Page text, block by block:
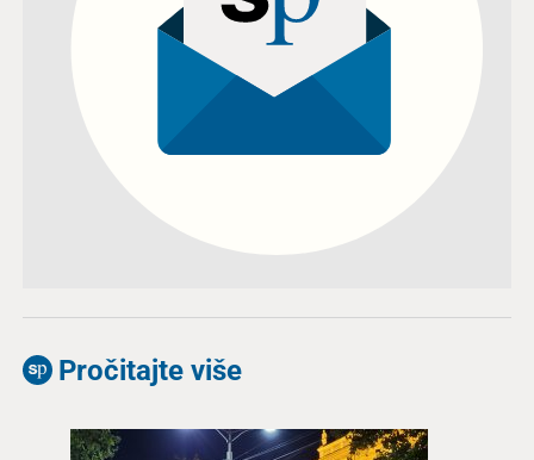
Pročitajte više